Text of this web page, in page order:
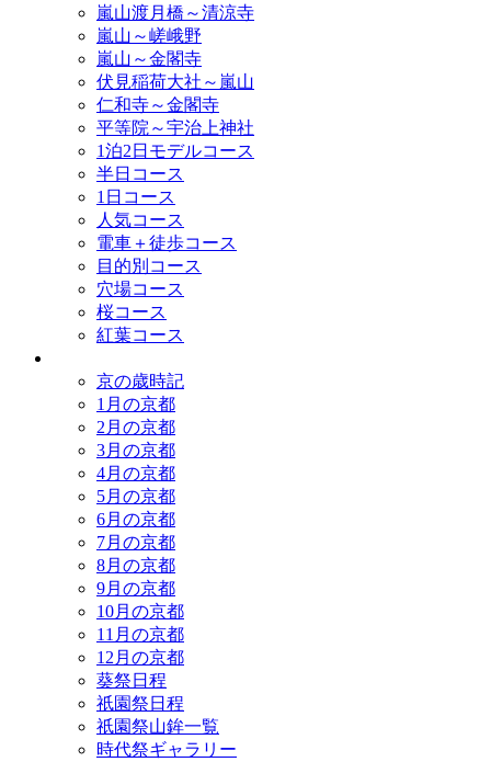
嵐山渡月橋～清涼寺
嵐山～嵯峨野
嵐山～金閣寺
伏見稲荷大社～嵐山
仁和寺～金閣寺
平等院～宇治上神社
1泊2日モデルコース
半日コース
1日コース
人気コース
電車＋徒歩コース
目的別コース
穴場コース
桜コース
紅葉コース
京の歳時記
1月の京都
2月の京都
3月の京都
4月の京都
5月の京都
6月の京都
7月の京都
8月の京都
9月の京都
10月の京都
11月の京都
12月の京都
葵祭日程
祇園祭日程
祇園祭山鉾一覧
時代祭ギャラリー